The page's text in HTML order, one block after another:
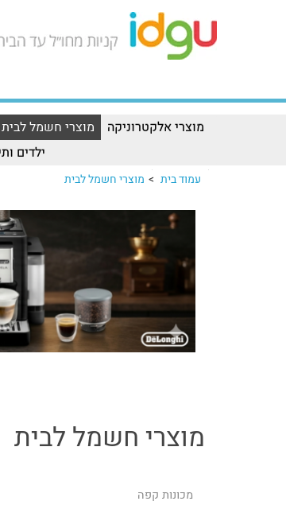
מוצרי אלקטרוניקה מוצרי חשמל לבית
ילדים
עמוד בית > מוצרי חשמל לבית
מוצרי חשמל לבית
מכונות קפה